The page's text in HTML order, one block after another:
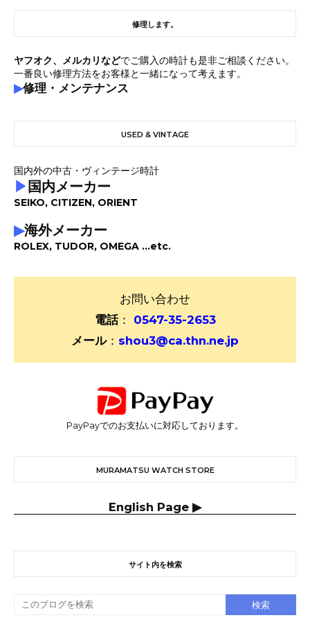
修理します。
ヤフオク、メルカリなどでご購入の時計も是非ご相談ください。
一番良い修理方法をお客様と一緒になって考えます。
▶修理・メンテナンス
USED & VINTAGE
国内外の中古・ヴィンテージ時計
▶ 国内メーカー
SEIKO, CITIZEN, ORIENT
▶海外メーカー
ROLEX, TUDOR, OMEGA ...etc.
お問い合わせ
電話：
0547-35-2653
メール： shou3@ca.thn.ne.jp
PayPayでのお支払いに対応しております。
MURAMATSU WATCH STORE
English Page ▶
サイト内を検索